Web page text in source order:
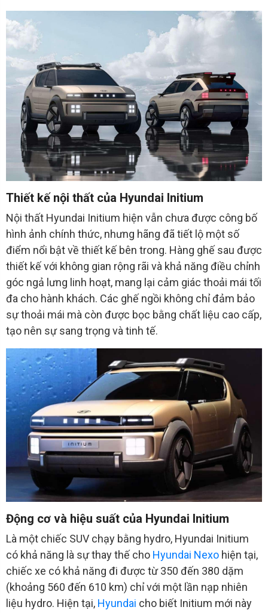
Thiết kế nội thất của Hyundai Initium
Nội thất Hyundai Initium hiện vẫn chưa được công bố
hình ảnh chính thức, nhưng hãng đã tiết lộ một số
điểm nổi bật về thiết kế bên trong. Hàng ghế sau được
thiết kế với không gian rộng rãi và khả năng điều chỉnh
góc ngả lưng linh hoạt, mang lại cảm giác thoải mái tối
đa cho hành khách. Các ghế ngồi không chỉ đảm bảo
sự thoải mái mà còn được bọc bằng chất liệu cao cấp,
tạo nên sự sang trọng và tinh tế.
Động cơ và hiệu suất của Hyundai Initium
Là một chiếc SUV chạy bằng hydro, Hyundai Initium
có khả năng là sự thay thế cho Hyundai Nexo hiện tại,
chiếc xe có khả năng đi được từ 350 đến 380 dặm
(khoảng 560 đến 610 km) chỉ với một lần nạp nhiên
liệu hydro. Hiện tại, Hyundai cho biết Initium mới này